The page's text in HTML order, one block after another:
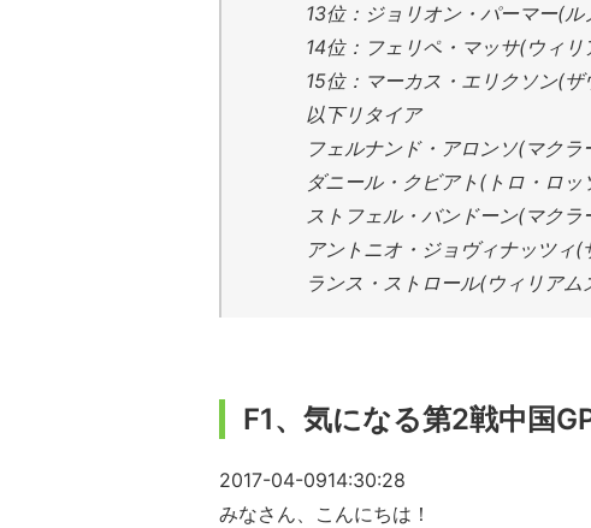
13位：ジョリオン・パーマー(ル
14位：フェリペ・マッサ(ウィリ
15位：マーカス・エリクソン(ザ
以下リタイア
フェルナンド・アロンソ(マクラ
ダニール・クビアト(トロ・ロッ
ストフェル・バンドーン(マクラ
アントニオ・ジョヴィナッツィ(
ランス・ストロール(ウィリアム
F1、気になる第2戦中国
2017-04-0914:30:28
みなさん、こんにちは！